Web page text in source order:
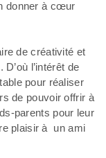
donner à cœur
de créativité et
l’intérêt de
pour réaliser
de pouvoir offrir à
parents pour leur
plaisir à un ami